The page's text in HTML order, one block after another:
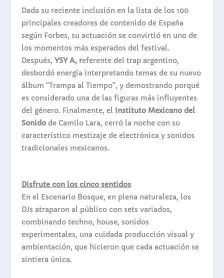
Dada su reciente inclusión en la lista de los 100
principales creadores de contenido de España
según Forbes, su actuación se convirtió en uno de
los momentos más esperados del festival.
Después, YSY A, referente del trap argentino,
desbordó energía interpretando temas de su nuevo
álbum “Trampa al Tiempo”, y demostrando porqué
es considerado una de las figuras más influyentes
del género. Finalmente, el Instituto Mexicano del
Sonido de Camilo Lara, cerró la noche con su
característico mestizaje de electrónica y sonidos
tradicionales mexicanos.
Disfrute con los cinco sentidos
En el Escenario Bosque, en plena naturaleza, los
DJs atraparon al público con sets variados,
combinando techno, house, sonidos
experimentales, una cuidada producción visual y
ambientación, que hicieron que cada actuación se
sintiera única.